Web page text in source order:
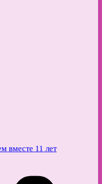
вместе 11 лет